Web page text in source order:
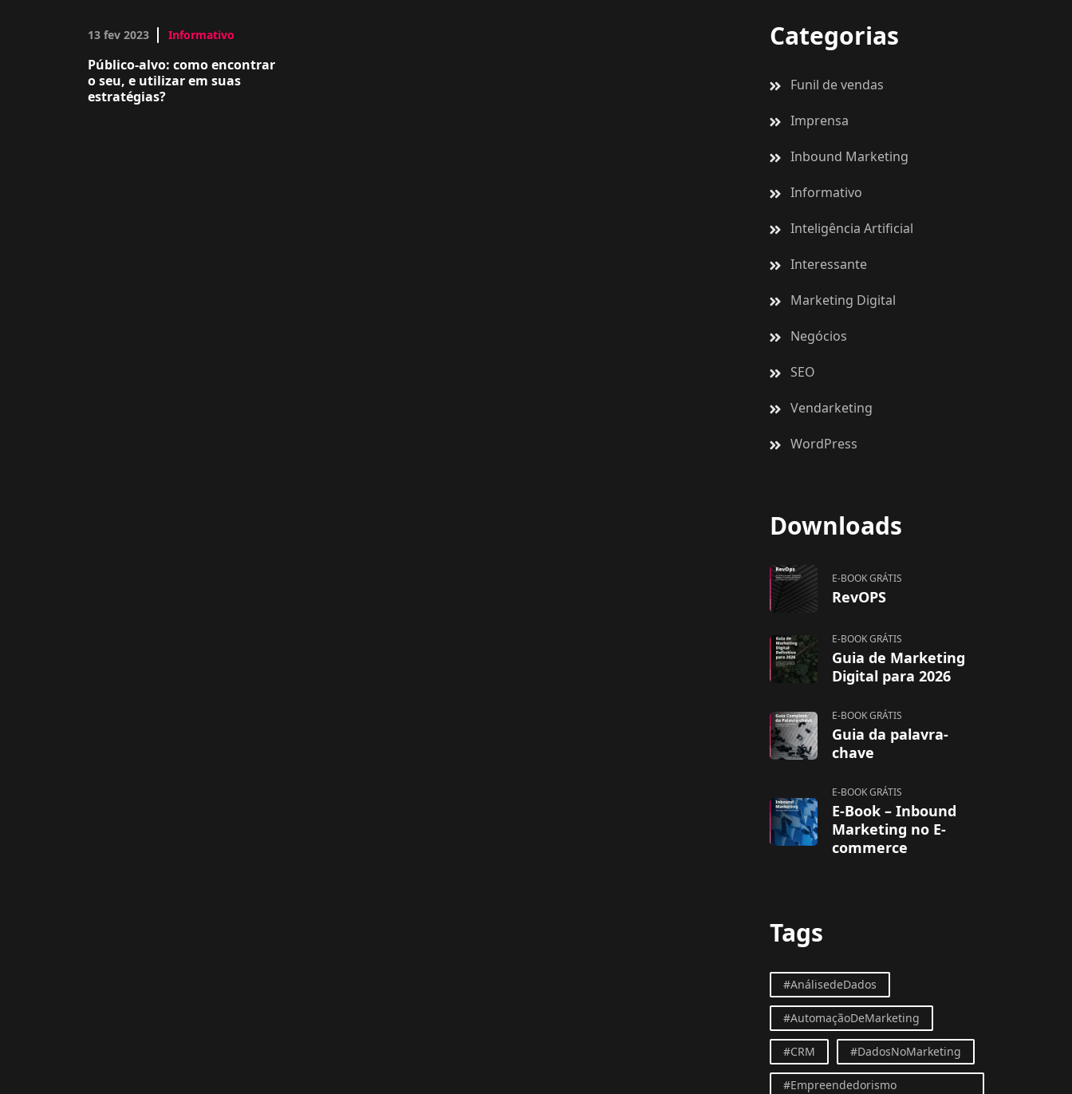
13 fev 2023 Informativo
Público-alvo: como encontrar
o seu, e utilizar em suas
estratégias?
Categorias
Funil de vendas
Imprensa
Inbound Marketing
Informativo
Inteligência Artificial
Interessante
Marketing Digital
Negócios
SEO
Vendarketing
WordPress
Downloads
E-BOOK GRÁTIS
RevOPS
E-BOOK GRÁTIS
Guia de Marketing
Digital para 2026
E-BOOK GRÁTIS
Guia da palavra-
chave
E-BOOK GRÁTIS
E-Book – Inbound
Marketing no E-
commerce
Tags
#AnálisedeDados
#AutomaçãoDeMarketing
#CRM #DadosNoMarketing
#Empreendedorismo